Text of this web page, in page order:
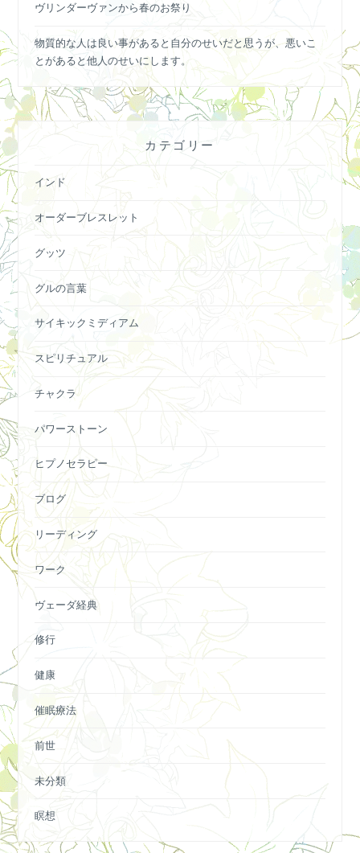
ヴリンダーヴァンから春のお祭り
物質的な人は良い事があると自分のせいだと思うが、悪いこ
とがあると他人のせいにします。
カテゴリー
インド
オーダーブレスレット
グッツ
グルの言葉
サイキックミディアム
スピリチュアル
チャクラ
パワーストーン
ヒプノセラピー
ブログ
リーディング
ワーク
ヴェーダ経典
修行
健康
催眠療法
前世
未分類
瞑想